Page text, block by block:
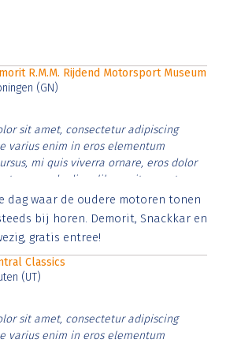
R.M.M. Rijdend Motorsport Museum
(GN)
sit amet, consectetur adipiscing
varius enim in eros elementum
mi quis viverra ornare, eros dolor
commodo diam libero vitae erat.
nibh et justo cursus id rutrum lorem
ut sem vitae risus tristique posuere.
dag waar de oudere motoren tonen
bij horen. Demorit, Snackkar en
gratis entree!
Classics
(UT)
sit amet, consectetur adipiscing
varius enim in eros elementum